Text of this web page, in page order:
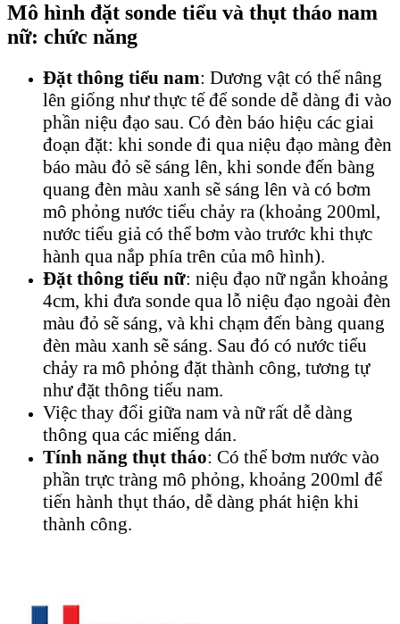
Mô hình đặt sonde tiểu và thụt tháo nam
nữ: chức năng
Đặt thông tiểu nam: Dương vật có thể nâng
lên giống như thực tế để sonde dễ dàng đi vào
phần niệu đạo sau. Có đèn báo hiệu các giai
đoạn đặt: khi sonde đi qua niệu đạo màng đèn
báo màu đỏ sẽ sáng lên, khi sonde đến bàng
quang đèn màu xanh sẽ sáng lên và có bơm
mô phỏng nước tiểu chảy ra (khoảng 200ml,
nước tiểu giả có thể bơm vào trước khi thực
hành qua nắp phía trên của mô hình).
Đặt thông tiểu nữ: niệu đạo nữ ngắn khoảng
4cm, khi đưa sonde qua lỗ niệu đạo ngoài đèn
màu đỏ sẽ sáng, và khi chạm đến bàng quang
đèn màu xanh sẽ sáng. Sau đó có nước tiểu
chảy ra mô phỏng đặt thành công, tương tự
như đặt thông tiểu nam.
Việc thay đổi giữa nam và nữ rất dễ dàng
thông qua các miếng dán.
Tính năng thụt tháo: Có thể bơm nước vào
phần trực tràng mô phỏng, khoảng 200ml để
tiến hành thụt tháo, dễ dàng phát hiện khi
thành công.